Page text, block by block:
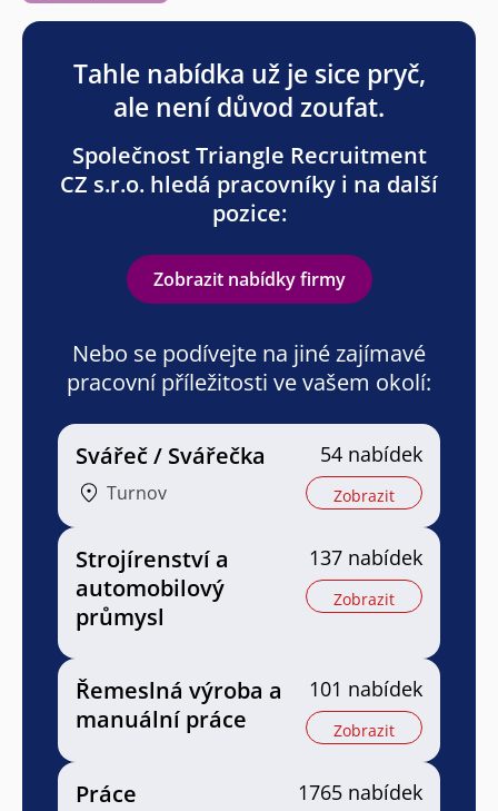
Tahle nabídka už je sice pryč,
ale není důvod zoufat.
Společnost Triangle Recruitment
CZ s.r.o. hledá pracovníky i na další
pozice:
Zobrazit nabídky firmy
Nebo se podívejte na jiné zajímavé
pracovní příležitosti ve vašem okolí:
Svářeč / Svářečka
Turnov
54 nabídek
Zobrazit
Strojírenství a
automobilový
průmysl
137 nabídek
Zobrazit
Řemeslná výroba a
manuální práce
101 nabídek
Zobrazit
Práce 1765 nabídek